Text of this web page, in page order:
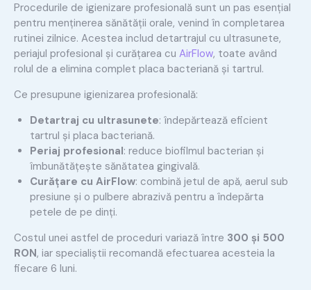
Procedurile de igienizare profesională sunt un pas esențial
pentru menținerea sănătății orale, venind în completarea
rutinei zilnice. Acestea includ detartrajul cu ultrasunete,
periajul profesional și curățarea cu AirFlow, toate având
rolul de a elimina complet placa bacteriană și tartrul.
Ce presupune igienizarea profesională:
Detartraj cu ultrasunete: îndepărtează eficient
tartrul și placa bacteriană.
Periaj profesional: reduce biofilmul bacterian și
îmbunătățește sănătatea gingivală.
Curățare cu AirFlow: combină jetul de apă, aerul sub
presiune și o pulbere abrazivă pentru a îndepărta
petele de pe dinți.
Costul unei astfel de proceduri variază între 300 și 500
RON, iar specialiștii recomandă efectuarea acesteia la
fiecare 6 luni.